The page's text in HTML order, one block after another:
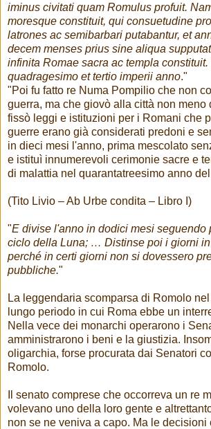
iminus civitati quam Romulus profuit.
moresque constituit, qui consuetudine
latrones ac semibarbari putabantur, et
decem menses prius sine aliqua
infinita Romae sacra ac templa
quadragesimo et tertio imperii anno."
"Poi fu fatto re Numa Pompilio che non
guerra, ma che giovò alla città non meno
fissò leggi e istituzioni per i Romani che
guerre erano già considerati predoni e
in dieci mesi l'anno, prima mescolato
e istituì innumerevoli cerimonie sacre e
di malattia nel quarantatreesimo anno
(Tito Livio – Ab Urbe condita – Libro I)
"E divise l'anno in dodici mesi seguendo
ciclo della Luna; … Distinse poi i giorni in
perché in certi giorni non si dovessero
pubbliche."
La leggendaria scomparsa di Romolo
lungo periodo in cui Roma ebbe un
Nella vece dei monarchi operarono i
amministrarono i beni e la giustizia.
oligarchia, forse procurata dai Senatori
Romolo.
Il senato comprese che occorreva un re
volevano uno della loro gente e
non se ne veniva a capo. Ma le decisioni